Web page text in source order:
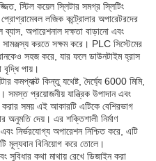
স্টিল কয়েল স্লিটার সমগ্র স্লিটিং
প্রোগ্রামেবল লজিক কন্ট্রোলার অপারেটরদের
অপারেশনাল দক্ষতা বাড়ানো এবং
করতে সক্ষম করে। PLC সিস্টেমের
সহজ করে, যার ফলে ডাউনটাইম হ্রাস
বৃদ্ধি পায়।
কমপ্যাক্ট কিন্তু যথেষ্ট, দৈর্ঘ্যে 6000 মিমি,
প্রয়োজনীয় যান্ত্রিক উপাদান এবং
করার সময় এই আকারটি এটিকে বেশিরভাগ
অনুমতি দেয়। এর শক্তিশালী নির্মাণ
নির্ভরযোগ্য অপারেশন নিশ্চিত করে, এটি
মূল্যবান বিনিয়োগ করে তোলে।
সুবিধার কথা মাথায় রেখে ডিজাইন করা